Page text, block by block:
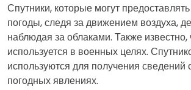
Спутники, которые могут
погоды, следя за движением воздуха,
наблюдая за облаками. Также известно,
используется в военных целях.
используются для получения сведений
погодных явлениях.